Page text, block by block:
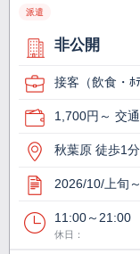
派遣
非公開
接客（飲食・ﾎ
1,700円～ 交
秋葉原 徒歩1分
2026/10/上旬
11:00～21:00
休日：